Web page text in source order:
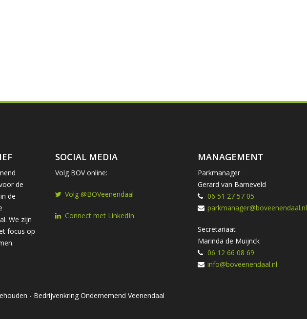
de
de
We zijn
focus op
SOCIAL MEDIA
Volg BOV online:
Volg @BOVeenendaal
Connect met LinkedIn
MANAGEMENT
Parkmanager
Gerard van Barneveld
06 51 27 57 05
parkmanager@boveenendaal.nl
Secretariaat
Marinda de Muijnck
06 12 66 08 69
info@boveenendaal.nl
- Bedrijvenkring Ondernemend Veenendaal